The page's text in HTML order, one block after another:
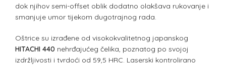
dok njihov semi-offset oblik dodatno olakšava rukovanje i
smanjuje umor tijekom dugotrajnog rada.
Oštrice su izrađene od visokokvalitetnog japanskog
HITACHI 440 nehrđajućeg čelika, poznatog po svojoj
izdržljivosti i tvrdoći od 59,5 HRC. Laserski kontrolirano